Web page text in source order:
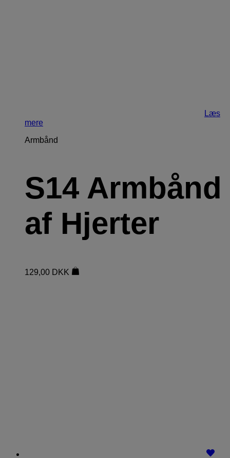
Læs
mere
Armbånd
S14 Armbånd
af Hjerter
129,00 DKK